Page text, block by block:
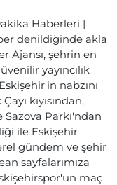
Haberleri |
denildiğinde akla
Ajansı, şehrin en
yayıncılık
nabzını
kıyısından,
Parkı'ndan
ile Eskişehir
gündem ve şehir
sayfalarımıza
maç